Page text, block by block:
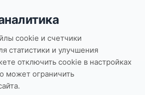
cookie и счетчики
статистики и улучшения
отключить cookie в настройках
может ограничить